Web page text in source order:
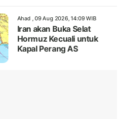
Ahad , 09 Aug 2026, 14:09 WIB
Iran akan Buka Selat
Hormuz Kecuali untuk
Kapal Perang AS